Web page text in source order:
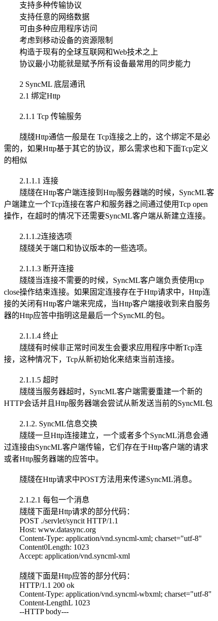
支持多种传输协议
支持任意的网络数据
可由多种应用程序访问
考虑到移动设备的资源限制
构造于现有的全球互联网和Web技术之上
协议最小功能就是赋予所有设备最常用的同步能力
2 SyncML 底层通讯
2.1 绑定Http
2.1.1 Tcp 传输服务
牋牋Http通信一般是在 Tcp连接之上的，这个绑定不是必
需的，如果Http基于其它的协议，那么需求也和下面Tcp定义
的相似
2.1.1.1 连接
牋牋在Http客户端连接到Http服务器端的时候，SyncML客
户端建立一个Tcp连接在客户和服务器之间通过使用Tcp open
操作，在超时的情况下还需要SyncML客户端从新建立连接。
2.1.1.2连接选项
牋牋关于端口和协议版本的一些选项。
2.1.1.3 断开连接
牋牋当连接不需要的时候，SyncML客户端负责使用tcp
close操作结束连接。如果固定连接存在于Http请求中，Http连
接的关闭有Http客户端来完成，当Http客户端接收到来自服务
器的Http应答中指明这是最后一个SyncML的包。
2.1.1.4 终止
牋牋有时候非正常时间发生会要求应用程序中断Tcp连
接，这种情况下，Tcp从新初始化来结束当前连接。
2.1.1.5 超时
牋牋当服务器超时，SyncML客户端需要重建一个新的
HTTP会话并且Http服务器端会尝试从新发送当前的SyncML包
2.1.2. SyncML信息交换
牋牋一旦Http连接建立，一个或者多个SyncML消息会通
过连接由SyncML客户端传输，它们存在于Http客户端的请求
或者Http服务器端的应答中。
牋牋在Http请求中POST方法用来传递SyncML消息。
2.1.2.1 每包一个消息
牋牋下面是Http请求的部分代码：
POST ./servlet/syncit HTTP/1.1
Host: www.datasync.org
Content-Type: application/vnd.syncml-xml; charset="utf-8"
Content0Length: 1023
Accept: application/vnd.syncml-xml
牋牋下面是Http应答的部分代码：
HTTP/1.1 200 ok
Content-Type: application/vnd.syncml-wbxml; charset="utf-8"
Content-LengthL 1023
--HTTP body---